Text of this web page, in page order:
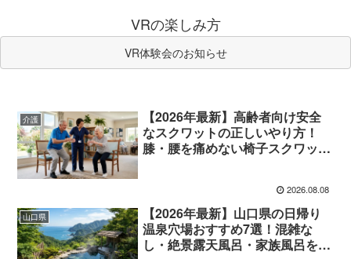
VRの楽しみ方
VR体験会のお知らせ
介護
【2026年最新】高齢者向け安全
なスクワットの正しいやり方！
膝・腰を痛めない椅子スクワット
2026.08.08
山口県
【2026年最新】山口県の日帰り
温泉穴場おすすめ7選！混雑な
し・絶景露天風呂・家族風呂を徹